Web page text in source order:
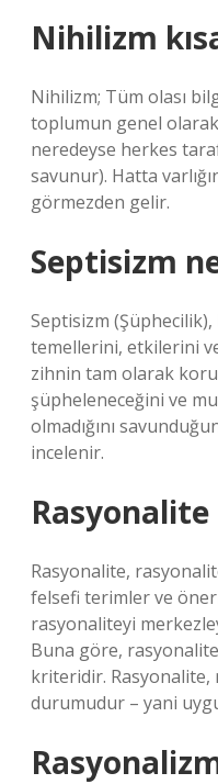
Nihilizm
Nihilizm; Tüm olası
toplumun genel
neredeyse herkes
savunur). Hatta
görmezden gelir.
Septisizm
Septisizm
temellerini, etkilerini
zihnin tam olarak
şüpheleneceğini ve
olmadığını
incelenir.
Rasyonalite,
felsefi terimler ve
rasyonaliteyi
Buna göre,
kriteridir. Rasyonalite,
durumudur – yani